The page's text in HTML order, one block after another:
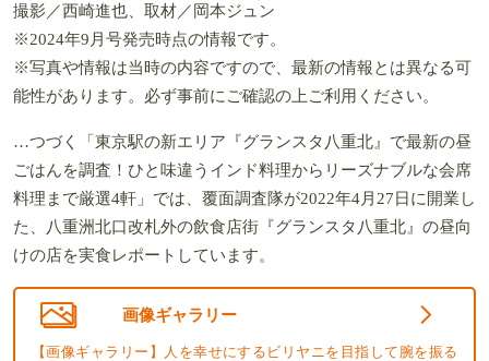
撮影／西崎進也、取材／岡本ジュン
※2024年9月号発売時点の情報です。
※写真や情報は当時の内容ですので、最新の情報とは異なる可
能性があります。必ず事前にご確認の上ご利用ください。
…つづく「東京駅の新エリア『グランスタ八重北』で最新の昼
ごはんを調査！ひと味違うインド料理からリーズナブルな会席
料理まで厳選4軒」では、覆面調査隊が2022年4月27日に開業し
た、八重洲北口改札外の飲食店街『グランスタ八重北』の昼向
けの店を実食レポートしています。
画像ギャラリー
【画像ギャラリー】人を幸せにするビリヤニを目指して腕を振る